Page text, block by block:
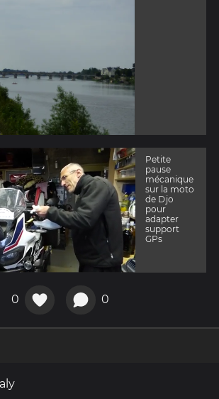
Petite
pause
mécanique
sur la moto
de Djo
pour
adapter
support
GPs
0 0